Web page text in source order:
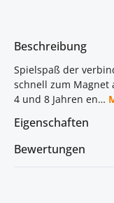
Beschreibung
Spielspaß der
schnell zum Magnet
4 und 8 Jahren en…
Eigenschaften
Bewertungen